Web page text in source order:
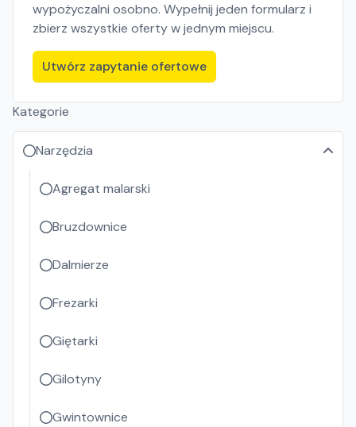
wypożyczalni osobno. Wypełnij jeden formularz i
zbierz wszystkie oferty w jednym miejscu.
Utwórz zapytanie ofertowe
Kategorie
Narzędzia
Agregat malarski
Bruzdownice
Dalmierze
Frezarki
Giętarki
Gilotyny
Gwintownice